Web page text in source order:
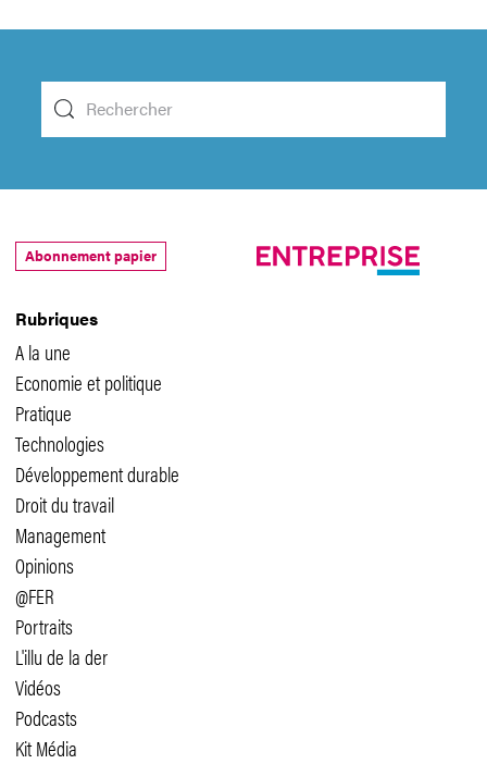
Rubriques
A la une
Economie et politique
Pratique
Technologies
Développement durable
Droit du travail
Management
Opinions
@FER
Portraits
L'illu de la der
Vidéos
Podcasts
Kit Média
Abonnement papier